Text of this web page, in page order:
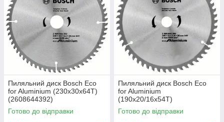
Пиляльний диск Bosch Eco
for Aluminium (230x30х64T)
(2608644392)
Готово до відправки
Пиляльний диск Bosch Eco
for Aluminium
(190х20/16х54Т)
(2608644390)
Готово до відправки